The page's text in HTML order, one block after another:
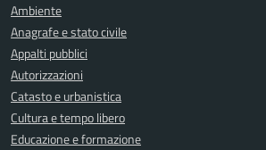
Ambiente
Anagrafe e stato civile
Appalti pubblici
Autorizzazioni
Catasto e urbanistica
Cultura e tempo libero
Educazione e formazione